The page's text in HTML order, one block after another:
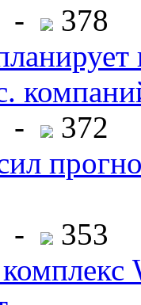
-
378
-
372
-
353